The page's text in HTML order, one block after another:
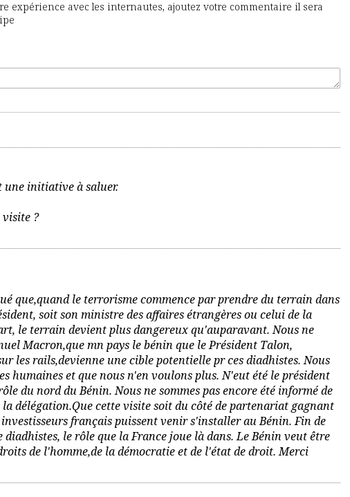
expérience avec les internautes, ajoutez votre commentaire il sera
une initiative à saluer.
?
que,quand le terrorisme commence par prendre du terrain dans
soit son ministre des affaires étrangères ou celui de la
le terrain devient plus dangereux qu'auparavant. Nous ne
Macron,que mn pays le bénin que le Président Talon,
les rails,devienne une cible potentielle pr ces diadhistes. Nous
humaines et que nous n'en voulons plus. N'eut été le président
du nord du Bénin. Nous ne sommes pas encore été informé de
délégation.Que cette visite soit du côté de partenariat gagnant
français puissent venir s'installer au Bénin. Fin de
le rôle que la France joue là dans. Le Bénin veut être
de l'homme,de la démocratie et de l'état de droit. Merci